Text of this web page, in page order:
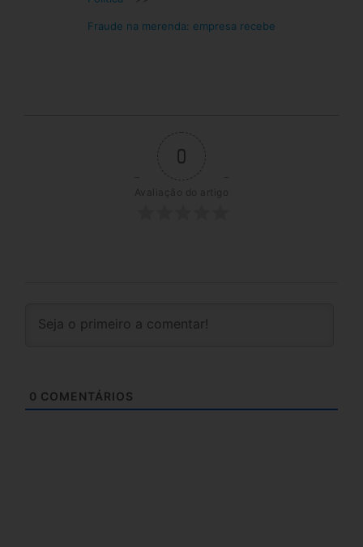
Fraude na merenda: empresa recebe
0
Avaliação do artigo
0 COMENTÁRIOS